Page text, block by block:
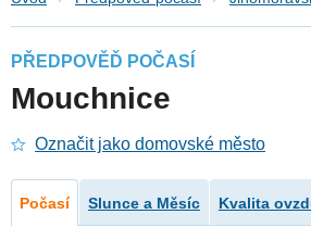
PŘEDPOVĚĎ POČASÍ
Mouchnice
Označit jako domovské město
Počasí Slunce a Měsíc Kvalita